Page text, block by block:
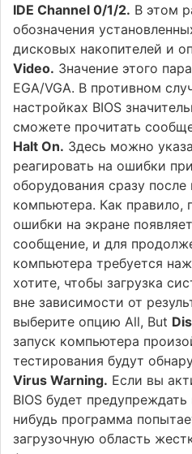
IDE Channel 0/1/2. В этом
обозначения
дисковых накопителей и
Video. Значение этого
EGA/VGA. В противном
настройках BIOS
сможете прочитать
Halt On. Здесь можно
реагировать на ошибки
оборудования сразу после
компьютера. Как правило,
ошибки на экране
сообщение, и для
компьютера требуется
хотите, чтобы загрузка
вне зависимости от
выберите опцию All, But
запуск компьютера
тестирования будут
Virus Warning. Если вы
BIOS будет предупреждать
нибудь программа
загрузочную область